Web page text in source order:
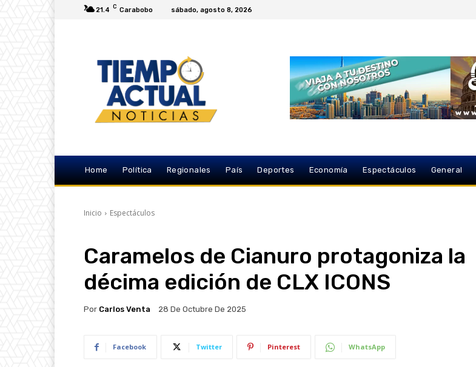
21.4 C Carabobo sábado, agosto 8, 2026
Home Política Regionales País Deportes Economía Espectáculos General
Inicio Espectáculos
Caramelos de Cianuro protagoniza la
décima edición de CLX ICONS
Por Carlos Venta 28 De Octubre De 2025
Facebook Twitter Pinterest WhatsApp